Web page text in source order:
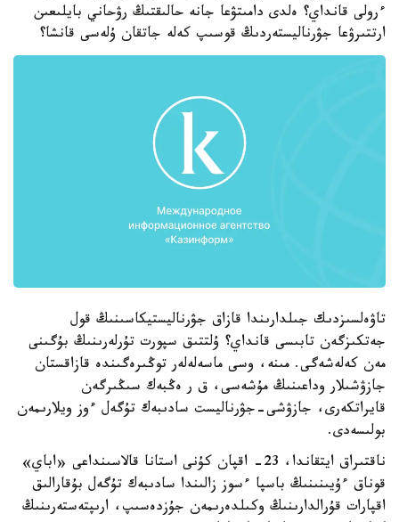
ءرولى قانداي؟ ەلدى دامىتۋعا جانە حالىقتىڭ رۋحاني بايلىعىن
ارتتىرۋعا جۋرناليستەردىڭ قوسىپ كەلە جاتقان ۇلەسى قانشا؟
تاۋەلسىزدىك جىلدارىندا قازاق جۋرناليستيكاسىنىڭ قول
جەتكىزگەن تابىسى قانداي؟ ۇلتتىق سپورت تۇرلەرىنىڭ بۇگىنى
مەن كەلەشەگى. مىنە، وسى ماسەلەلەر توڭىرەگىندە قازاقستان
جازۋشىلار وداعىنىڭ مۇشەسى، ق ر ەڭبەك سىڭىرگەن
قايراتكەرى، جازۋشى-جۋرناليست سادىبەك تۇگەل ءوز ويلارىمەن
بولىسەدى.
ناقتىراق ايتقاندا، 23- اقپان كۇنى استانا قالاسىنداعى «اباي»
قوناق ءۇيىنىنىڭ باسپا ءسوز زالىندا سادىبەك تۇگەل بۇقارالىق
اقپارات قۇرالدارىنىڭ وكىلدەرىمەن جۇزدەسىپ، ارىپتەستەرىنىڭ